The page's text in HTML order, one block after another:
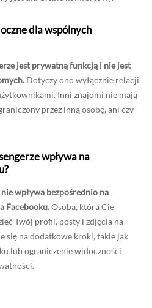
dla wspólnych
jest prywatną funkcją i nie jest
Dotyczy ono wyłącznie relacji
Inni znajomi nie mają
przez inną osobę, ani czy
wpływa na
wpływa bezpośrednio na
Facebooku.Osoba, która Cię
Twój profil, posty i zdjęcia na
się na dodatkowe kroki, takie jak
lub ograniczenie widoczności